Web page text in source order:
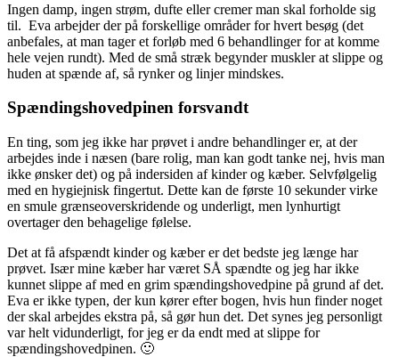
Ingen damp, ingen strøm, dufte eller cremer man skal forholde sig
til. Eva arbejder der på forskellige områder for hvert besøg (det
anbefales, at man tager et forløb med 6 behandlinger for at komme
hele vejen rundt). Med de små stræk begynder muskler at slippe og
huden at spænde af, så rynker og linjer mindskes.
Spændingshovedpinen forsvandt
En ting, som jeg ikke har prøvet i andre behandlinger er, at der
arbejdes inde i næsen (bare rolig, man kan godt tanke nej, hvis man
ikke ønsker det) og på indersiden af kinder og kæber. Selvfølgelig
med en hygiejnisk fingertut. Dette kan de første 10 sekunder virke
en smule grænseoverskridende og underligt, men lynhurtigt
overtager den behagelige følelse.
Det at få afspændt kinder og kæber er det bedste jeg længe har
prøvet. Især mine kæber har været SÅ spændte og jeg har ikke
kunnet slippe af med en grim spændingshovedpine på grund af det.
Eva er ikke typen, der kun kører efter bogen, hvis hun finder noget
der skal arbejdes ekstra på, så gør hun det. Det synes jeg personligt
var helt vidunderligt, for jeg er da endt med at slippe for
spændingshovedpinen. 🙂